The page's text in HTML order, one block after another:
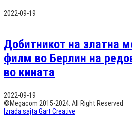
2022-09-19
Добитникот на златна
филм во Берлин на
во кината
2022-09-19
©Megacom 2015-2024. All Right Reserved
Izrada sajta Gart Creative